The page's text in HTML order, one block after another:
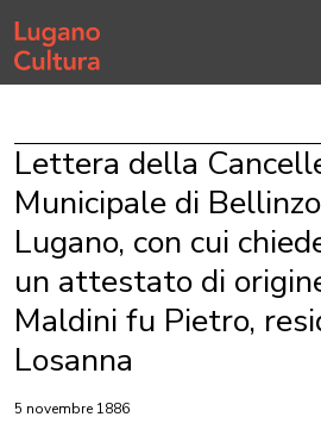
Home page
Lettera della
Municipale di
Lugano, con cui
un attestato di
Maldini fu Pietro,
Losanna
5 novembre 1886